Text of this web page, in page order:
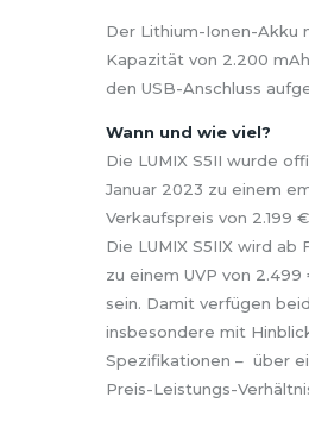
Der Lithium-Ionen-Akku
Kapazität von 2.200
den USB-Anschluss
Wann und wie viel?
Die LUMIX S5II wurde
Januar 2023 zu einem
Verkaufspreis von 2.199
Die LUMIX S5IIX wird ab
zu einem UVP von 2.499
sein. Damit verfügen
insbesondere mit
Spezifikationen – über
Preis-Leistungs-